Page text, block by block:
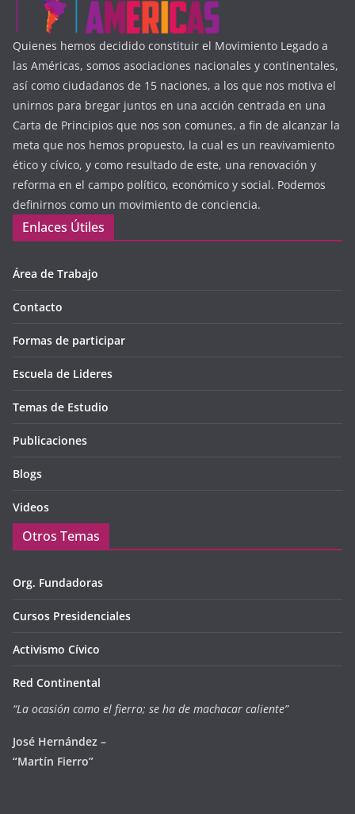
Quienes hemos decidido constituir el Movimiento Legado a
las Américas, somos asociaciones nacionales y continentales,
así como ciudadanos de 15 naciones, a los que nos motiva el
unirnos para bregar juntos en una acción centrada en una
Carta de Principios que nos son comunes, a fin de alcanzar la
meta que nos hemos propuesto, la cual es un reavivamiento
ético y cívico, y como resultado de este, una renovación y
reforma en el campo político, económico y social. Podemos
definirnos como un movimiento de conciencia.
Enlaces Útiles
Área de Trabajo
Contacto
Formas de participar
Escuela de Lideres
Temas de Estudio
Publicaciones
Blogs
Videos
Otros Temas
Org. Fundadoras
Cursos Presidenciales
Activismo Cívico
Red Continental
“La ocasión como el fierro; se ha de machacar caliente”
José Hernández –
“Martín Fierro”